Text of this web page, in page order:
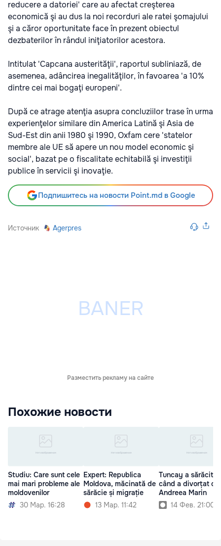
reducere a datoriei' care au afectat creşterea
economică şi au dus la noi recorduri ale ratei şomajului
şi a căror oportunitate face în prezent obiectul
dezbaterilor în rândul iniţiatorilor acestora.
Intitulat 'Capcana austerităţii', raportul subliniază, de
asemenea, adâncirea inegalităţilor, în favoarea 'a 10%
dintre cei mai bogaţi europeni'.
După ce atrage atenţia asupra concluziilor trase în urma
experienţelor similare din America Latină şi Asia de
Sud-Est din anii 1980 şi 1990, Oxfam cere 'statelor
membre ale UE să apere un nou model economic şi
social', bazat pe o fiscalitate echitabilă şi investiţii
publice în servicii şi inovaţie.
Подпишитесь на новости Point.md в Google
Источник Agerpres
Разместить рекламу на сайте
Похожие новости
Studiu: Care sunt cele
mai mari probleme ale
moldovenilor
30 Мар. 16:28
Expert: Republica
Moldova, măcinată de
sărăcie și migrație
13 Мар. 11:42
Tuncay a sărăcit
când a divorțat de
Andreea Marin
14 Фев. 21:00